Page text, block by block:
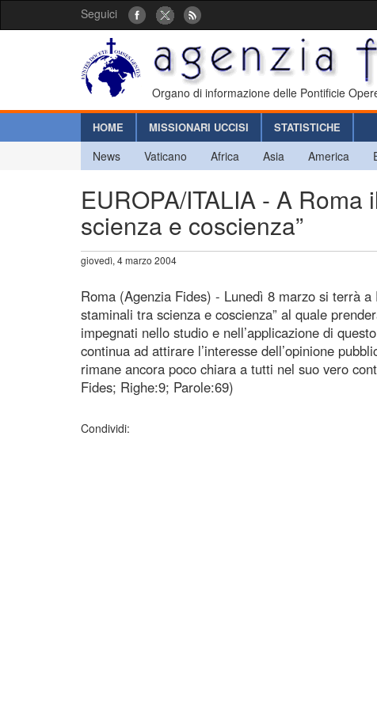
Seguici
Organo di informazione delle Pontificie
HOME MISSIONARI UCCISI STATISTICHE
News Vaticano Africa Asia America
EUROPA/ITALIA - A
scienza e coscienza”
giovedì, 4 marzo 2004
Roma (Agenzia Fides) - Lunedì 8 marzo si terrà a
staminali tra scienza e coscienza” al quale
impegnati nello studio e nell’applicazione di
continua ad attirare l’interesse dell’opinione
rimane ancora poco chiara a tutti nel suo vero
Fides; Righe:9; Parole:69)
Condividi: